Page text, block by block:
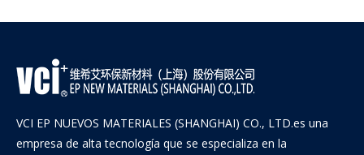
VCI EP NUEVOS MATERIALES (SHANGHAI) CO., LTD.es una
empresa de alta tecnología que se especializa en la